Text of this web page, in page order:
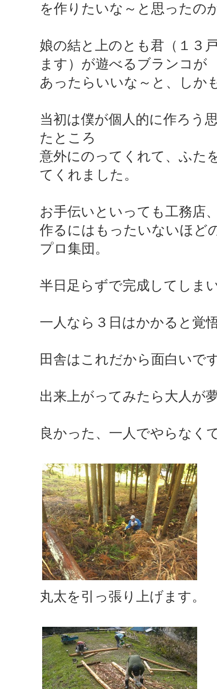
を作りたいな～と思ったの
娘の結と上のとも君（１３
ます）が遊べるブランコが
あったらいいな～と、しか
当初は僕が個人的に作ろう
たところ
意外にのってくれて、ふた
てくれました。
お手伝いといっても工務店
作るにはもったいないほど
プロ集団。
半日足らずで完成してしま
一人なら３日はかかると覚
田舎はこれだから面白いで
出来上がってみたら大人が
良かった、一人でやらなく
丸太を引っ張り上げます。